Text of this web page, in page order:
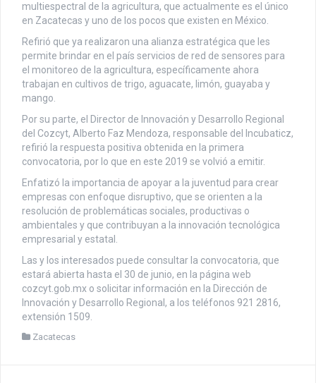
multiespectral de la agricultura, que actualmente es el único
en Zacatecas y uno de los pocos que existen en México.
Refirió que ya realizaron una alianza estratégica que les
permite brindar en el país servicios de red de sensores para
el monitoreo de la agricultura, específicamente ahora
trabajan en cultivos de trigo, aguacate, limón, guayaba y
mango.
Por su parte, el Director de Innovación y Desarrollo Regional
del Cozcyt, Alberto Faz Mendoza, responsable del Incubaticz,
refirió la respuesta positiva obtenida en la primera
convocatoria, por lo que en este 2019 se volvió a emitir.
Enfatizó la importancia de apoyar a la juventud para crear
empresas con enfoque disruptivo, que se orienten a la
resolución de problemáticas sociales, productivas o
ambientales y que contribuyan a la innovación tecnológica
empresarial y estatal.
Las y los interesados puede consultar la convocatoria, que
estará abierta hasta el 30 de junio, en la página web
cozcyt.gob.mx o solicitar información en la Dirección de
Innovación y Desarrollo Regional, a los teléfonos 921 2816,
extensión 1509.
Zacatecas